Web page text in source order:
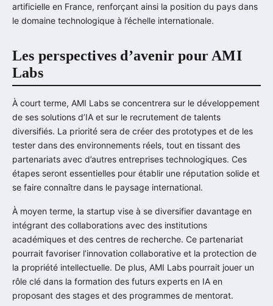
artificielle en France, renforçant ainsi la position du pays dans
le domaine technologique à l’échelle internationale.
Les perspectives d’avenir pour AMI
Labs
À court terme, AMI Labs se concentrera sur le développement
de ses solutions d’IA et sur le recrutement de talents
diversifiés. La priorité sera de créer des prototypes et de les
tester dans des environnements réels, tout en tissant des
partenariats avec d’autres entreprises technologiques. Ces
étapes seront essentielles pour établir une réputation solide et
se faire connaître dans le paysage international.
À moyen terme, la startup vise à se diversifier davantage en
intégrant des collaborations avec des institutions
académiques et des centres de recherche. Ce partenariat
pourrait favoriser l’innovation collaborative et la protection de
la propriété intellectuelle. De plus, AMI Labs pourrait jouer un
rôle clé dans la formation des futurs experts en IA en
proposant des stages et des programmes de mentorat.